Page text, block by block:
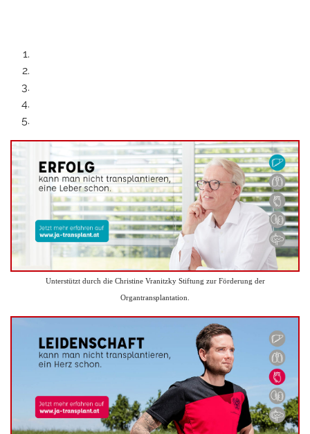
Unterstützt durch die Christine Vranitzky Stiftung zur Förderung der
Organtransplantation.